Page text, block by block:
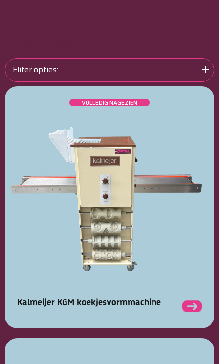
Fliter opties:
VOLLEDIG NAGEZIEN
Kalmeijer KGM koekjesvormmachine